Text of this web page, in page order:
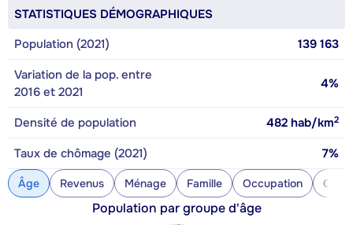
STATISTIQUES DÉMOGRAPHIQUES
Population (2021)
139 163
Variation de la pop. entre
2016 et 2021
4%
Densité de population 482 hab/km2
Taux de chômage (2021) 7%
Âge Revenus Ménage Famille Occupation
Population par groupe d'âge